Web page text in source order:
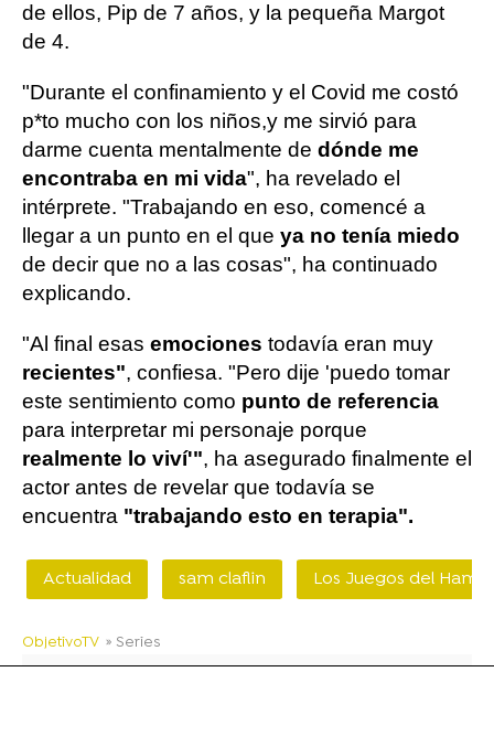
de ellos, Pip de 7 años, y la pequeña Margot
de 4.
"Durante el confinamiento y el Covid me costó
p*to mucho con los niños,y me sirvió para
darme cuenta mentalmente de dónde me
encontraba en mi vida", ha revelado el
intérprete. "Trabajando en eso, comencé a
llegar a un punto en el que ya no tenía miedo
de decir que no a las cosas", ha continuado
explicando.
"Al final esas emociones todavía eran muy
recientes", confiesa. "Pero dije 'puedo tomar
este sentimiento como punto de referencia
para interpretar mi personaje porque
realmente lo viví'", ha asegurado finalmente el
actor antes de revelar que todavía se
encuentra "trabajando esto en terapia".
Actualidad sam claflin Los Juegos del
ObjetivoTV » Series